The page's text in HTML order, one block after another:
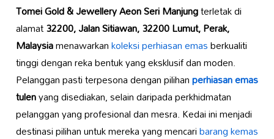
Tomei Gold & Jewellery Aeon Seri Manjungterletak di
alamat32200, Jalan Sitiawan, 32200 Lumut, Perak,
Malaysiamenawarkankoleksi perhiasan emasberkualiti
tinggi dengan reka bentuk yang eksklusif dan moden.
Pelanggan pasti terpesona dengan pilihanperhiasan emas
tulenyang disediakan, selain daripada perkhidmatan
pelanggan yang profesional dan mesra. Kedai ini menjadi
destinasi pilihan untuk mereka yang mencaribarang kemas